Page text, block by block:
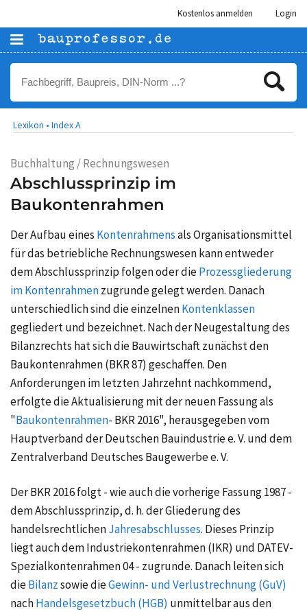
Kostenlos anmelden Login
Lexikon • Index A
Buchhaltung / Rechnungswesen
Abschlussprinzip im
Baukontenrahmen
Der Aufbau eines Kontenrahmensals Organisationsmittel
für das betriebliche Rechnungswesen kann entweder
dem Abschlussprinzip folgen oder dieProzessgliederung
im Kontenrahmenzugrunde gelegt werden. Danach
unterschiedlich sind die einzelnenKontenklassen
gegliedert und bezeichnet. Nach der Neugestaltung des
Bilanzrechts hat sich die Bauwirtschaft zunächst den
Baukontenrahmen (BKR 87) geschaffen. Den
Anforderungen im letzten Jahrzehnt nachkommend,
erfolgte die Aktualisierung mit der neuen Fassung als
"Baukontenrahmen- BKR 2016", herausgegeben vom
Hauptverband der Deutschen Bauindustrie e. V. und dem
Zentralverband Deutsches Baugewerbe e. V.
Der BKR 2016 folgt - wie auch die vorherige Fassung 1987 -
dem Abschlussprinzip, d. h. der Gliederung des
handelsrechtlichenJahresabschlusses. Dieses Prinzip
liegt auch dem Industriekontenrahmen (IKR) und DATEV-
Spezialkontenrahmen 04 - zugrunde. Danach leiten sich
dieBilanzsowie dieGewinn- und Verlustrechnung (GuV)
nachHandelsgesetzbuch (HGB) unmittelbar aus den